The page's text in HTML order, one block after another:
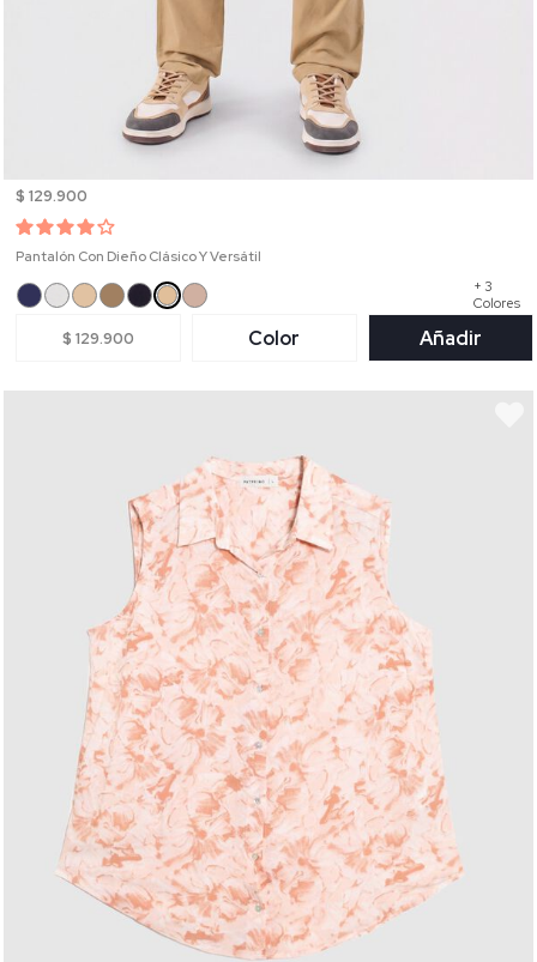
$ 129.900
Pantalón Con Dieño Clásico Y Versátil
+ 3
Colores
$ 129.900 Color Añadir